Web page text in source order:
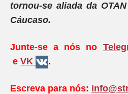
tornou-se aliada da
Cáucaso.
Junte-se a nós no
e VK .
Escreva para nós: